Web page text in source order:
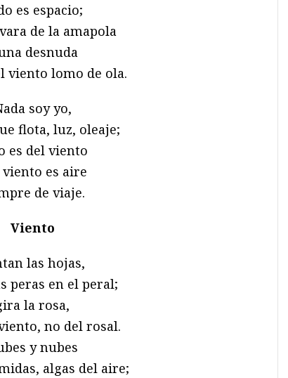
es espacio;
de la amapola
desnuda
viento lomo de ola.
soy yo,
flota, luz, oleaje;
es del viento
viento es aire
de viaje.
Viento
las hojas,
peras en el peral;
la rosa,
no del rosal.
y nubes
algas del aire;